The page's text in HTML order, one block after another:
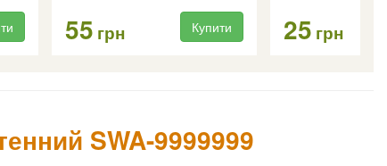
55 грн Купити 25 грн
SWA-9999999